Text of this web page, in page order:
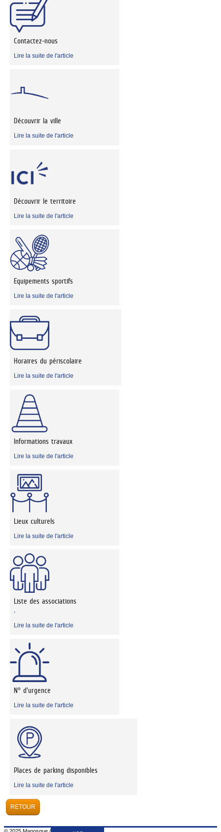
Contactez-nous
Lire la suite de l'article
Découvrir la ville
Lire la suite de l'article
Découvrir le territoire
Lire la suite de l'article
Equipements sportifs
Lire la suite de l'article
Horaires du périscolaire
Lire la suite de l'article
Informations travaux
Lire la suite de l'article
Lieux culturels
Lire la suite de l'article
Liste des associations
,
Lire la suite de l'article
N° d'urgence
Lire la suite de l'article
Places de parking disponibles
Lire la suite de l'article
© 2025 Manosque /